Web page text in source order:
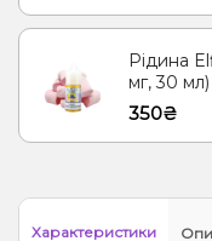
Рідина
мг, 30 мл)
350₴
Характеристики